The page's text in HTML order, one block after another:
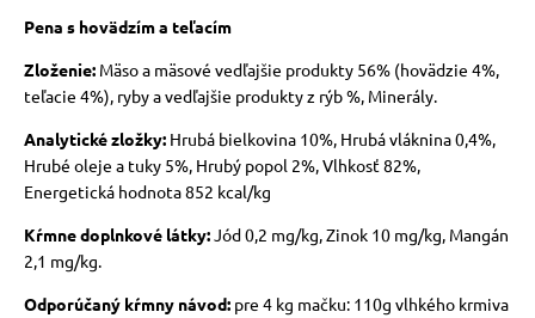
Pena s hovädzím a teľacím
Zloženie:Mäso a mäsové vedľajšie produkty 56% (hovädzie 4%,
teľacie 4%), ryby a vedľajšie produkty z rýb %, Minerály.
Analytické zložky:Hrubá bielkovina 10%, Hrubá vláknina 0,4%,
Hrubé oleje a tuky 5%, Hrubý popol 2%, Vlhkosť 82%,
Energetická hodnota 852 kcal/kg
Kŕmne doplnkové látky:Jód 0,2 mg/kg, Zinok 10 mg/kg, Mangán
2,1 mg/kg.
Odporúčaný kŕmny návod:pre 4 kg mačku: 110g vlhkého krmiva